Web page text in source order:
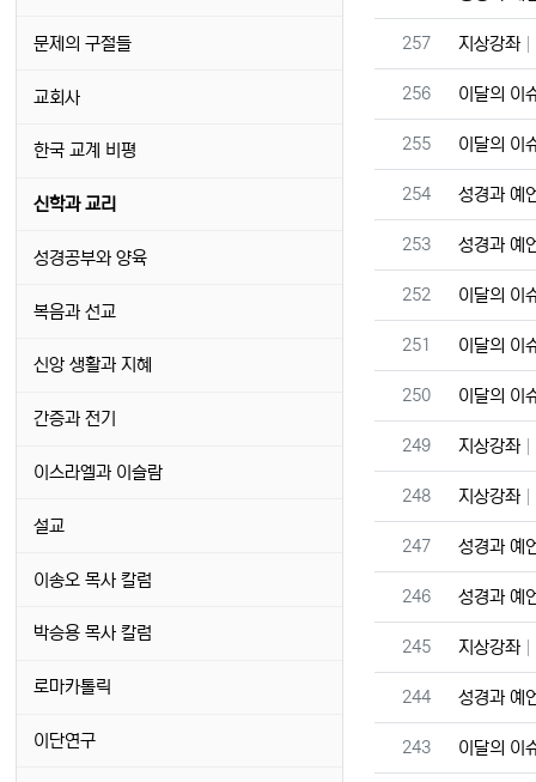
번호
257 지상강좌
번호
256 이달의 이
번호
255 이달의 이
번호
254 성경과 예
번호
253 성경과 예
번호
252 이달의 이
번호
251 이달의 이
번호
250 이달의 이
번호
249 지상강좌
번호
248 지상강좌
번호
247 성경과 예
번호
246 성경과 예
번호
245 지상강좌
번호
244 성경과 예
번호
243 이달의 이
문제의 구절들
교회사
한국 교계 비평
신학과 교리
성경공부와 양육
복음과 선교
신앙 생활과 지혜
간증과 전기
이스라엘과 이슬람
설교
이송오 목사 칼럼
박승용 목사 칼럼
로마카톨릭
이단연구